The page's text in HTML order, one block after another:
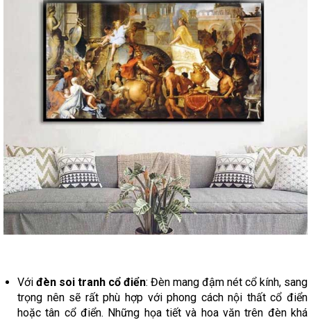
Với đèn soi tranh cổ điển: Đèn mang đậm nét cổ kính, sang
trọng nên sẽ rất phù hợp với phong cách nội thất cổ điển
hoặc tân cổ điển. Những họa tiết và hoa văn trên đèn khá